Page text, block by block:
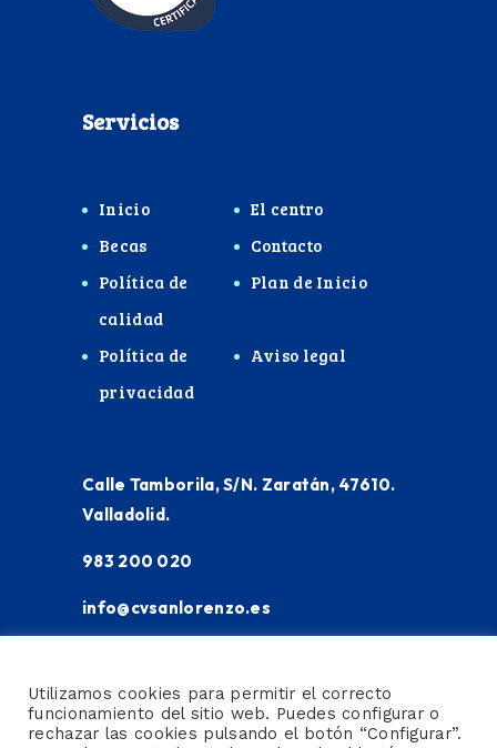
Servicios
Inicio
El centro
Becas
Contacto
Política de
calidad
Plan de Inicio
Política de
privacidad
Aviso legal
Calle Tamborila, S/N. Zaratán, 47610.
Valladolid.
983 200 020
info@cvsanlorenzo.es
Utilizamos cookies para permitir el correcto
funcionamiento del sitio web. Puedes configurar o
rechazar las cookies pulsando el botón “Configurar”.